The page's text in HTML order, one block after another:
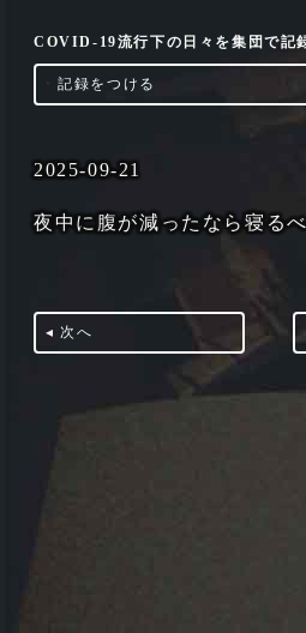
COVID-19流行下の日々を集団で記
記録をつける
2025-09-21
夜中に腹が減ったなら寝る
◂ 次へ